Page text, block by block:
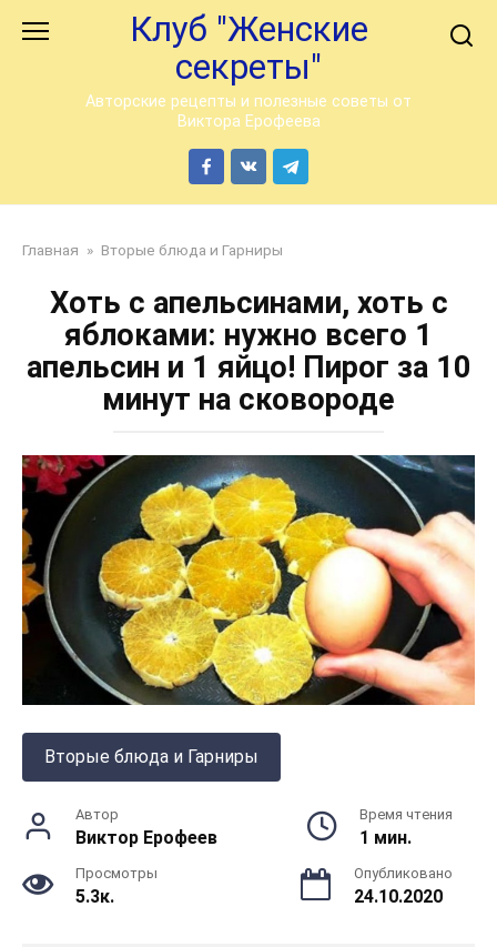
Клуб "Женские
секреты"
Авторские рецепты и полезные советы от
Виктора Ерофеева
Главная » Вторые блюда и Гарниры
Хоть с апельсинами, хоть с
яблоками: нужно всего 1
апельсин и 1 яйцо! Пирог за 10
минут на сковороде
Вторые блюда и Гарниры
Автор
Виктор Ерофеев
Время чтения
1 мин.
Просмотры
5.3к.
Опубликовано
24.10.2020